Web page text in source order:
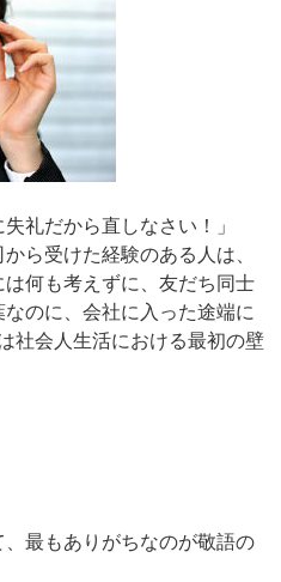
礼だから直しなさい！」
ら受けた経験のある人は、
何も考えずに、友だち同士
のに、会社に入った途端に
社会人生活における最初の壁
最もありがちなのが敬語の